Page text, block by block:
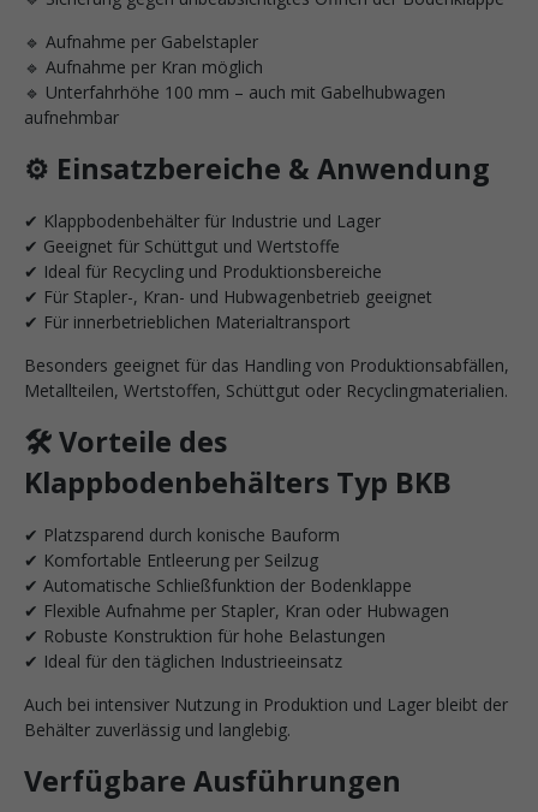
🔹 Aufnahme per Gabelstapler
🔹 Aufnahme per Kran möglich
🔹 Unterfahrhöhe 100 mm – auch mit Gabelhubwagen
aufnehmbar
⚙️ Einsatzbereiche & Anwendung
✔ Klappbodenbehälter für Industrie und Lager
✔ Geeignet für Schüttgut und Wertstoffe
✔ Ideal für Recycling und Produktionsbereiche
✔ Für Stapler-, Kran- und Hubwagenbetrieb geeignet
✔ Für innerbetrieblichen Materialtransport
Besonders geeignet für das Handling von Produktionsabfällen,
Metallteilen, Wertstoffen, Schüttgut oder Recyclingmaterialien.
🛠️ Vorteile des
Klappbodenbehälters Typ BKB
✔ Platzsparend durch konische Bauform
✔ Komfortable Entleerung per Seilzug
✔ Automatische Schließfunktion der Bodenklappe
✔ Flexible Aufnahme per Stapler, Kran oder Hubwagen
✔ Robuste Konstruktion für hohe Belastungen
✔ Ideal für den täglichen Industrieeinsatz
Auch bei intensiver Nutzung in Produktion und Lager bleibt der
Behälter zuverlässig und langlebig.
Verfügbare Ausführungen